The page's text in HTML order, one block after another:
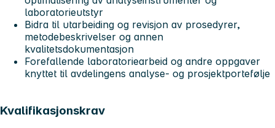
laboratorieutstyr
Bidra til utarbeiding og revisjon av prosedyrer,
metodebeskrivelser og annen
kvalitetsdokumentasjon
Forefallende laboratoriearbeid og andre oppgaver
knyttet til avdelingens analyse- og prosjektportefølje
Kvalifikasjonskrav